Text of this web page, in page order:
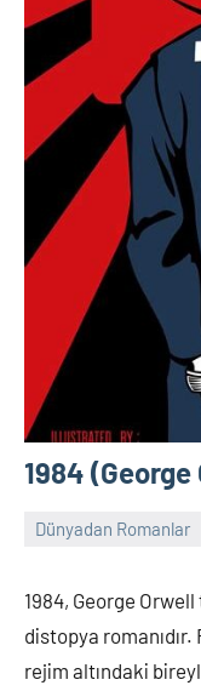
1984
Dünyadan Romanlar
Yorum
1984, George
distopya
rejim altındaki